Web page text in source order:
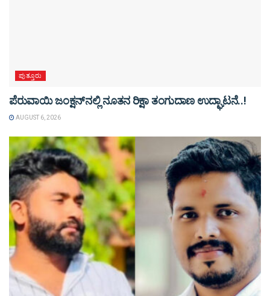
ಪುತ್ತೂರು
ಪೆರುವಾಯಿ ಜಂಕ್ಷನ್‌ನಲ್ಲಿ ನೂತನ ರಿಕ್ಷಾ ತಂಗುದಾಣ ಉದ್ಘಾಟನೆ..!
AUGUST 6, 2026